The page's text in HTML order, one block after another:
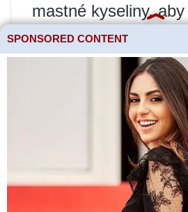
mastné kyseliny, aby
maximalizoval zdraví
Pomoci mohou i
pochoutky. Jen se
držte dál od
pro psy škodlivé.
Zeptejte se svého
SPONSORED CONTENT